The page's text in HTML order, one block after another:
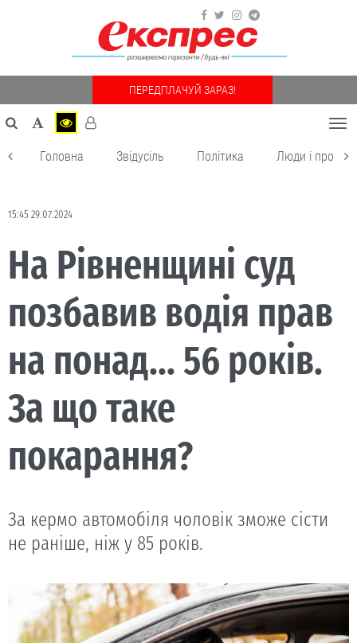
ПЕРЕДПЛАЧУЙ ЗАРАЗ!
Головна Звідусіль Політика Люди і
15:45 29.07.2024
На Рівненщині суд
позбавив водія прав
на понад... 56 років.
За що таке
покарання?
За кермо автомобіля чоловік зможе сісти
не раніше, ніж у 85 років.